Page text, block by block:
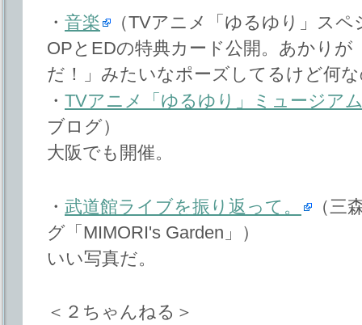
・ 音楽
（TVアニメ「ゆるゆり」ス
OPとEDの特典カード公開。あかり
だ！」みたいなポーズしてるけど何
・ TVアニメ「ゆるゆり」ミュージア
ブログ）
大阪でも開催。
・ 武道館ライブを振り返って。
（三
グ「MIMORI's Garden」）
いい写真だ。
＜２ちゃんねる＞